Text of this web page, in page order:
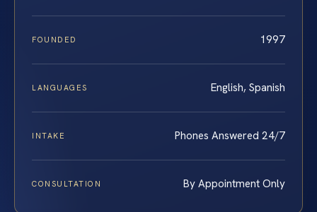
FOUNDED 1997
LANGUAGES English, Spanish
INTAKE Phones Answered 24/7
CONSULTATION By Appointment Only